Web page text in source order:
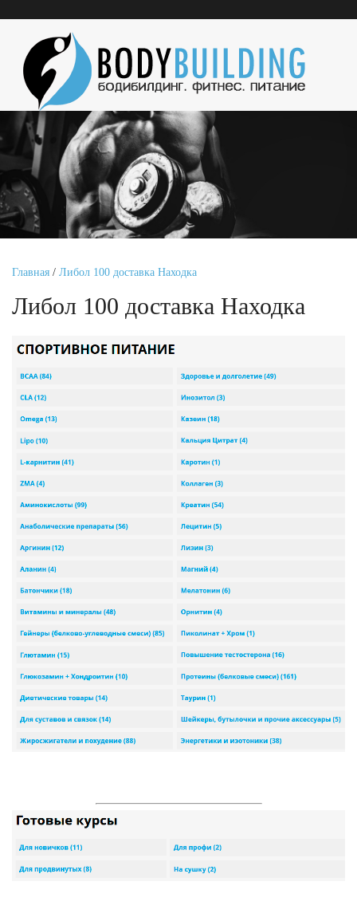
Главная / Либол 100 доставка Находка
Либол 100 доставка Находка